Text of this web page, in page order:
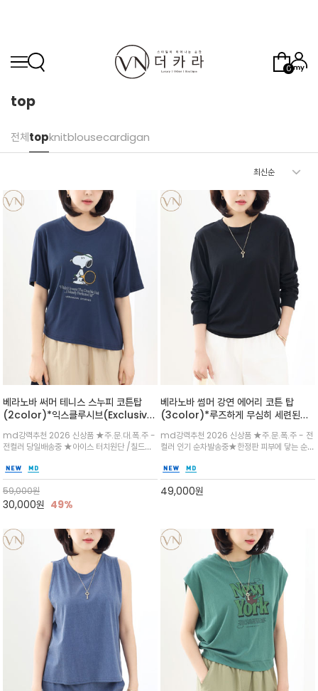
0
top
전체topknitblousecardigan
베라노바 써머 테니스 스누피 코튼탑
(2color)*익스클루시브(Exclusive
구나 편안하게 여유로운 사이즈의 시원
한 프리미엄 강연 코튼 / 아이코닉한 스
누피 아트웍
md강력추천 2026 신상품 ★주.문.대.폭.주 -
전컬러 당일배송중 ★아이스 터치원단 /칠드하
안하면서도 감각적인 매일 손이 가는 디자인 속
에 여유로운 감성을 담은 아이템
59,000원
30,000원 49%
베라노바 썸머 강연 에어리 코튼 탑
(3color)*루즈하게 무심히 세련된핏/
품은 시원함: 우수한 통기성
md강력추천 2026 신상품 ★주.문.폭.주 - 전
컬러 인기 순차발송중★한정판 피부에 닿는 순간
한 터치감~★여름에 오히려 이런티을 입으셔야
자외선 / 냉방차단은 물론 꾸안꾸 세련미~캐쥬얼
을 즐기실수 있습니다^^
49,000원